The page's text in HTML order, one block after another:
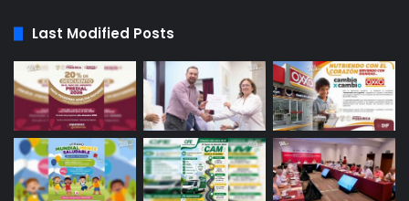
Last Modified Posts